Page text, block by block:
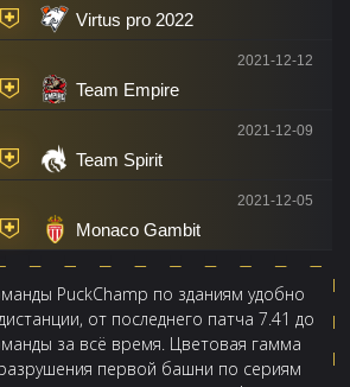
Virtus pro 2022
Team Empire
2021-12-12
Team Spirit
2021-12-09
Monaco Gambit
2021-12-05
PuckChamp по зданиям удобно
от последнего патча 7.41 до
за всё время. Цветовая гамма
первой башни по сериям